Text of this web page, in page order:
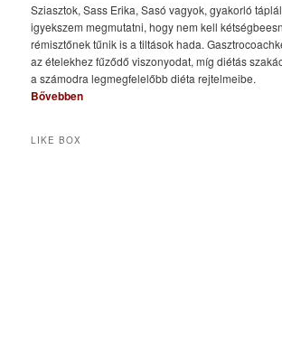
Sziasztok, Sass Erika, Sasó vagyok, gyakorló
igyekszem megmutatni, hogy nem kell
rémisztőnek tűnik is a tiltások hada.
az ételekhez fűződő viszonyodat, míg diétás
a számodra legmegfelelőbb diéta rejtelmeibe.
Bővebben
LIKE BOX